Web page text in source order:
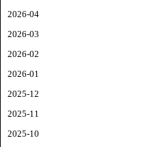
2026-04
2026-03
2026-02
2026-01
2025-12
2025-11
2025-10